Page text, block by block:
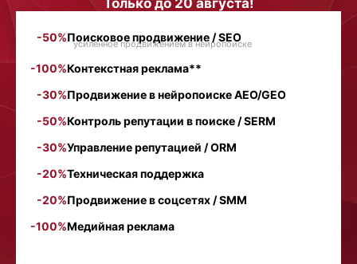
Только до 20 августа!
-50%Поисковое продвижение / SEO
усиленное продвижением в нейропоиске
-100%Контекстная реклама**
-30%Продвижение в нейропоиске AEO/GEO
-50%Контроль репутации в поиске / SERM
-30%Управление репутацией / ORM
-20%Техническая поддержка
-20%Продвижение в соцсетях / SMM
-100%Медийная реклама